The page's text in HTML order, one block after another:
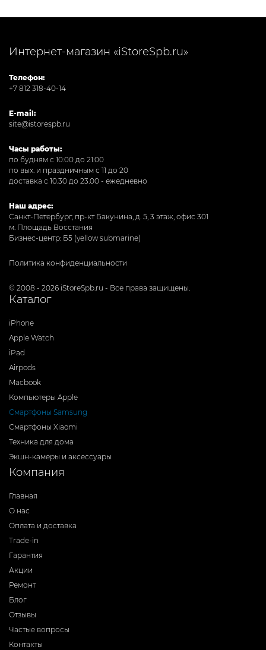
Интернет-магазин «iStoreSpb.ru»
Телефон:
+7 812 318-40-14
E-mail:
site@istorespb.ru
Часы работы:
по будням с 10:00 до 21:00
по вых. и праздничным с 11 до 20
доставка с 10.30 до 23.00 - ежедневно
Наш адрес:
Санкт-Петербург, пр-кт Бакунина, д. 5, 3 этаж, офис 301
м. Площадь Восстания
Бизнес-центр: Б5 (yellow submarine)
Политика конфиденциальности
© 2008 - 2026 iStoreSpb.ru - Все права защищены.
Каталог
iPhone
Apple Watch
iPad
Airpods
Macbook
Компьютеры Apple
Смартфоны Samsung
Смартфоны Xiaomi
Техника для дома
Экшн-камеры и аксессуары
Компания
Главная
О нас
Оплата и доставка
Trade-in
Гарантия
Акции
Ремонт
Блог
Отзывы
Частые вопросы
Контакты